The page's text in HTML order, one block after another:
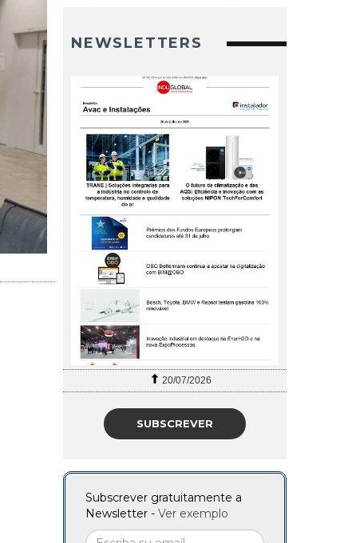
NEWSLETTERS
20/07/2026
SUBSCREVER
Subscrever gratuitamente a
Newsletter - Ver exemplo